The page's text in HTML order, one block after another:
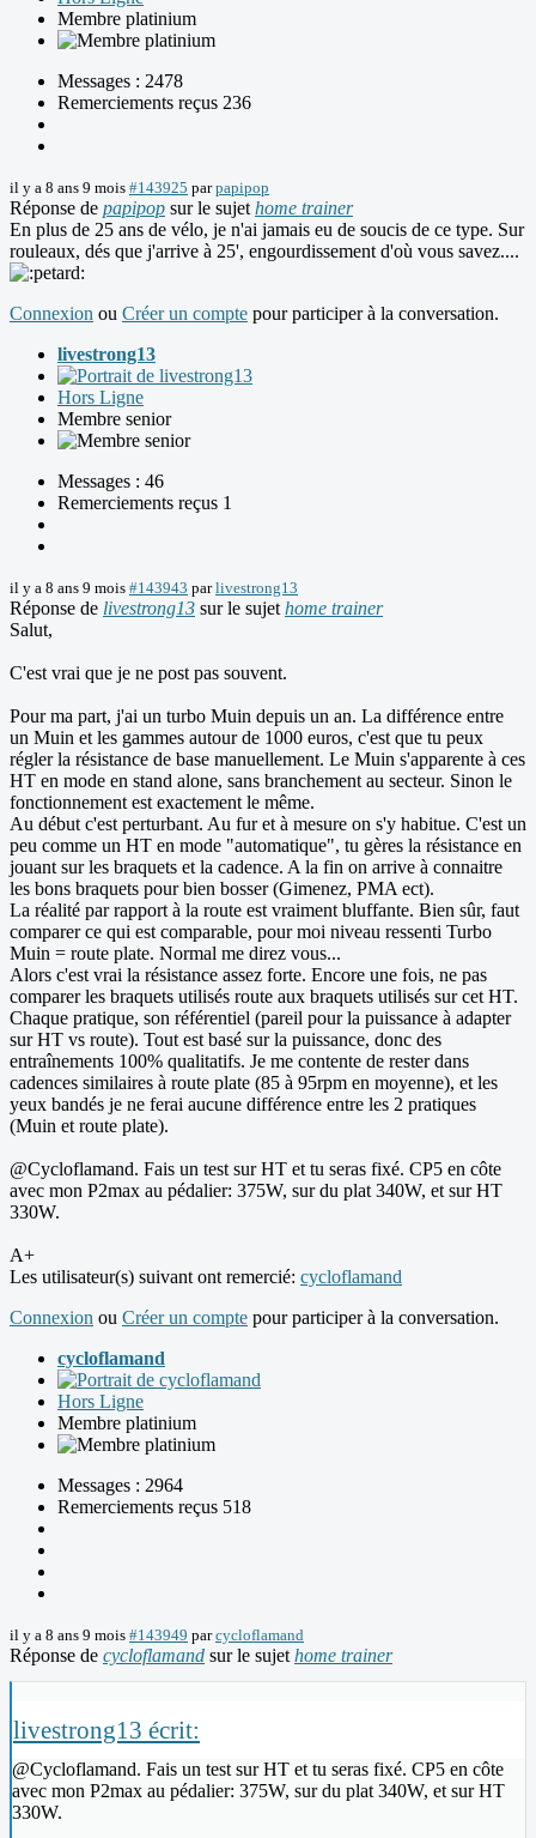
Membre platinium
Messages : 2478
Remerciements reçus 236
il y a 8 ans 9 mois #143925 parpapipop
Réponse de papipop sur le sujet home trainer
En plus de 25 ans de vélo, je n'ai jamais eu de soucis de ce type. Sur
rouleaux, dés que j'arrive à 25', engourdissement d'où vous savez....
Connexion ou Créer un compte pour participer à la conversation.
livestrong13
Hors Ligne
Membre senior
Messages : 46
Remerciements reçus 1
il y a 8 ans 9 mois #143943 parlivestrong13
Réponse de livestrong13 sur le sujet home trainer
Salut,
C'est vrai que je ne post pas souvent.
Pour ma part, j'ai un turbo Muin depuis un an. La différence entre
un Muin et les gammes autour de 1000 euros, c'est que tu peux
régler la résistance de base manuellement. Le Muin s'apparente à ces
HT en mode en stand alone, sans branchement au secteur. Sinon le
fonctionnement est exactement le même.
Au début c'est perturbant. Au fur et à mesure on s'y habitue. C'est un
peu comme un HT en mode "automatique", tu gères la résistance en
jouant sur les braquets et la cadence. A la fin on arrive à connaitre
les bons braquets pour bien bosser (Gimenez, PMA ect).
La réalité par rapport à la route est vraiment bluffante. Bien sûr, faut
comparer ce qui est comparable, pour moi niveau ressenti Turbo
Muin = route plate. Normal me direz vous...
Alors c'est vrai la résistance assez forte. Encore une fois, ne pas
comparer les braquets utilisés route aux braquets utilisés sur cet HT.
Chaque pratique, son référentiel (pareil pour la puissance à adapter
sur HT vs route). Tout est basé sur la puissance, donc des
entraînements 100% qualitatifs. Je me contente de rester dans
cadences similaires à route plate (85 à 95rpm en moyenne), et les
yeux bandés je ne ferai aucune différence entre les 2 pratiques
(Muin et route plate).
@Cycloflamand. Fais un test sur HT et tu seras fixé. CP5 en côte
avec mon P2max au pédalier: 375W, sur du plat 340W, et sur HT
330W.
A+
Les utilisateur(s) suivant ont remercié: cycloflamand
Connexion ou Créer un compte pour participer à la conversation.
cycloflamand
Hors Ligne
Membre platinium
Messages : 2964
Remerciements reçus 518
il y a 8 ans 9 mois #143949 parcycloflamand
Réponse de cycloflamand sur le sujet home trainer
livestrong13 écrit:
@Cycloflamand. Fais un test sur HT et tu seras fixé. CP5 en côte
avec mon P2max au pédalier: 375W, sur du plat 340W, et sur HT
330W.